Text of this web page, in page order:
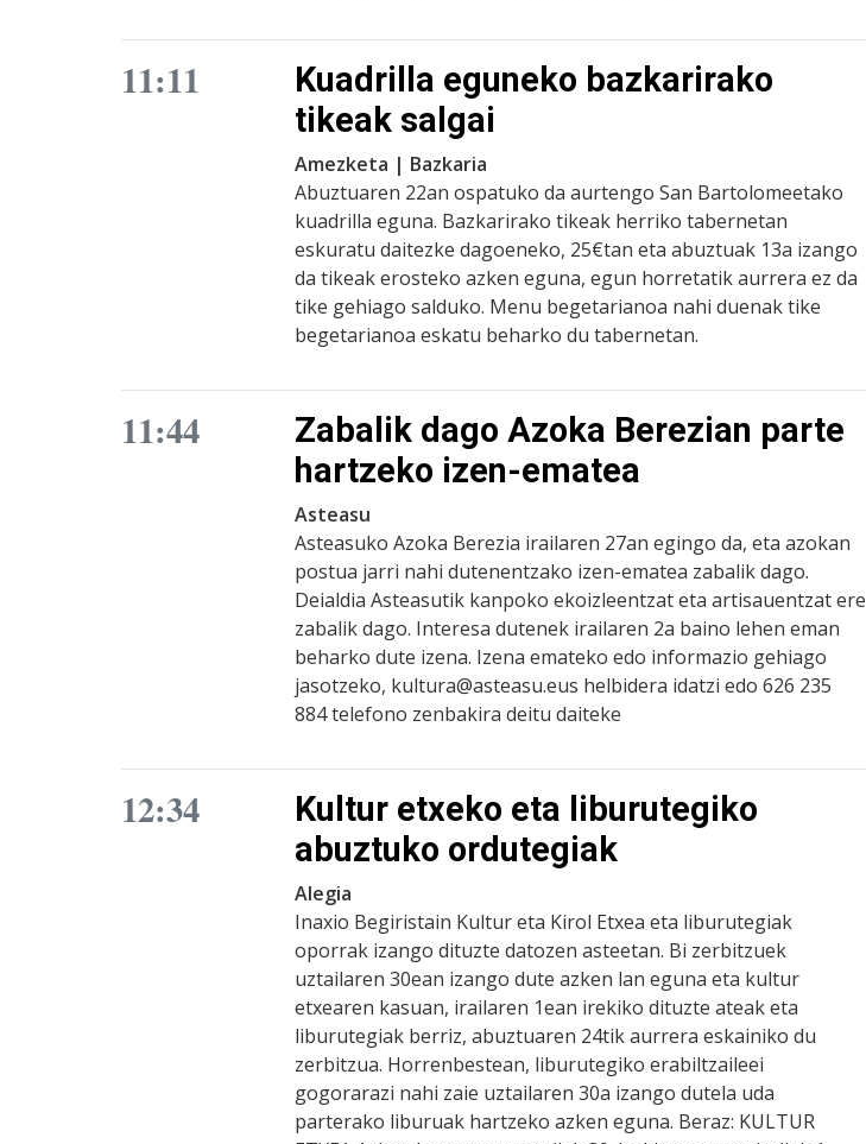
11:11
Kuadrilla eguneko bazkarirako
tikeak salgai
Amezketa | Bazkaria
Abuztuaren 22an ospatuko da aurtengo San Bartolomeetako
kuadrilla eguna. Bazkarirako tikeak herriko tabernetan
eskuratu daitezke dagoeneko, 25€tan eta abuztuak 13a izango
da tikeak erosteko azken eguna, egun horretatik aurrera ez da
tike gehiago salduko. Menu begetarianoa nahi duenak tike
begetarianoa eskatu beharko du tabernetan.
11:44
Zabalik dago Azoka Berezian parte
hartzeko izen-ematea
Asteasu
Asteasuko Azoka Berezia irailaren 27an egingo da, eta azokan
postua jarri nahi dutenentzako izen-ematea zabalik dago.
Deialdia Asteasutik kanpoko ekoizleentzat eta artisauentzat ere
zabalik dago. Interesa dutenek irailaren 2a baino lehen eman
beharko dute izena. Izena emateko edo informazio gehiago
jasotzeko, kultura@asteasu.eus helbidera idatzi edo 626 235
884 telefono zenbakira deitu daiteke
12:34
Kultur etxeko eta liburutegiko
abuztuko ordutegiak
Alegia
Inaxio Begiristain Kultur eta Kirol Etxea eta liburutegiak
oporrak izango dituzte datozen asteetan. Bi zerbitzuek
uztailaren 30ean izango dute azken lan eguna eta kultur
etxearen kasuan, irailaren 1ean irekiko dituzte ateak eta
liburutegiak berriz, abuztuaren 24tik aurrera eskainiko du
zerbitzua. Horrenbestean, liburutegiko erabiltzaileei
gogorarazi nahi zaie uztailaren 30a izango dutela uda
parterako liburuak hartzeko azken eguna. Beraz: KULTUR